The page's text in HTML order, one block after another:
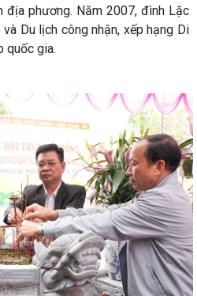
địa phương. Năm 2007, đình Lặc
Du lịch công nhận, xếp hạng Di
quốc gia.